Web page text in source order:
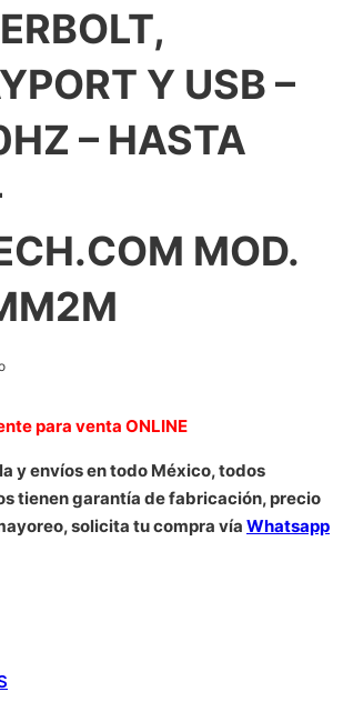
Y USB –
– HASTA
MOD.
para venta ONLINE
y envíos en todo México, todos
tienen garantía de fabricación, precio
solicita tu compra vía Whatsapp